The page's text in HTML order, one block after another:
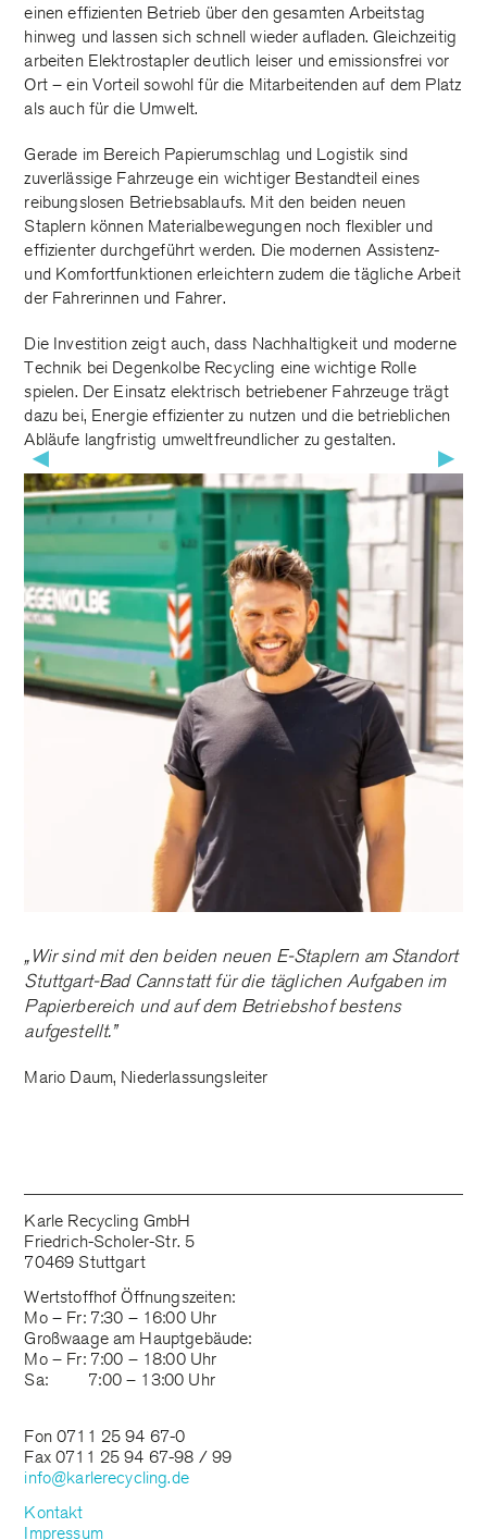
▶ ▶
einen effizienten Betrieb über den gesamten Arbeitstag
hinweg und lassen sich schnell wieder aufladen. Gleichzeitig
arbeiten Elektrostapler deutlich leiser und emissionsfrei vor
Ort – ein Vorteil sowohl für die Mitarbeitenden auf dem Platz
als auch für die Umwelt.
Gerade im Bereich Papierumschlag und Logistik sind
zuverlässige Fahrzeuge ein wichtiger Bestandteil eines
reibungslosen Betriebsablaufs. Mit den beiden neuen
Staplern können Materialbewegungen noch flexibler und
effizienter durchgeführt werden. Die modernen Assistenz-
und Komfortfunktionen erleichtern zudem die tägliche Arbeit
der Fahrerinnen und Fahrer.
Die Investition zeigt auch, dass Nachhaltigkeit und moderne
Technik bei Degenkolbe Recycling eine wichtige Rolle
spielen. Der Einsatz elektrisch betriebener Fahrzeuge trägt
dazu bei, Energie effizienter zu nutzen und die betrieblichen
Abläufe langfristig umweltfreundlicher zu gestalten.
„Wir sind mit den beiden neuen E-Staplern am Standort
Stuttgart-Bad Cannstatt für die täglichen Aufgaben im
Papierbereich und auf dem Betriebshof bestens
aufgestellt.”
Mario Daum, Niederlassungsleiter
Karle Recycling GmbH
Friedrich-Scholer-Str. 5
70469 Stuttgart
Wertstoffhof Öffnungszeiten:
Mo – Fr: 7:30 – 16:00 Uhr
Großwaage am Hauptgebäude:
Mo – Fr: 7:00 – 18:00 Uhr
Sa: 7:00 – 13:00 Uhr
Fon 0711 25 94 67-0
Fax 0711 25 94 67-98 / 99
info@karlerecycling.de
Kontakt
Impressum